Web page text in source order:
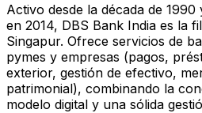
Activo desde la década de
en 2014, DBS Bank India es la
Singapur. Ofrece servicios de
pymes y empresas (pagos,
exterior, gestión de efectivo,
patrimonial), combinando la
modelo digital y una sólida